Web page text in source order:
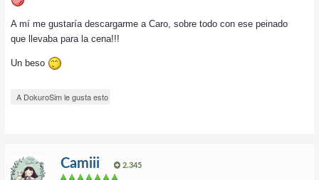
A mí me gustaría descargarme a Caro, sobre todo con ese peinado
que llevaba para la cena!!!
Un beso
A DokuroSim le gusta esto
Camiii 2.345